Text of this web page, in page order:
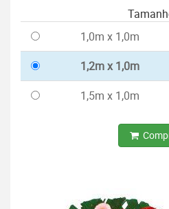
1,0m x 1,0m
1,2m x 1,0m
1,5m x 1,0m